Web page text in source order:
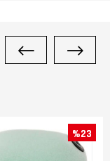
%23